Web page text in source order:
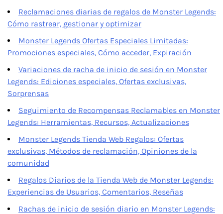
Reclamaciones diarias de regalos de Monster Legends:
Cómo rastrear, gestionar y optimizar
Monster Legends Ofertas Especiales Limitadas:
Promociones especiales, Cómo acceder, Expiración
Variaciones de racha de inicio de sesión en Monster
Legends: Ediciones especiales, Ofertas exclusivas,
Sorprensas
Seguimiento de Recompensas Reclamables en Monster
Legends: Herramientas, Recursos, Actualizaciones
Monster Legends Tienda Web Regalos: Ofertas
exclusivas, Métodos de reclamación, Opiniones de la
comunidad
Regalos Diarios de la Tienda Web de Monster Legends:
Experiencias de Usuarios, Comentarios, Reseñas
Rachas de inicio de sesión diario en Monster Legends: